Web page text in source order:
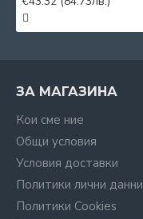
ЗА МАГАЗИНА
Кои сме ние
Общи условия
Условия доставки
Политики лични данни
Политики Cookies